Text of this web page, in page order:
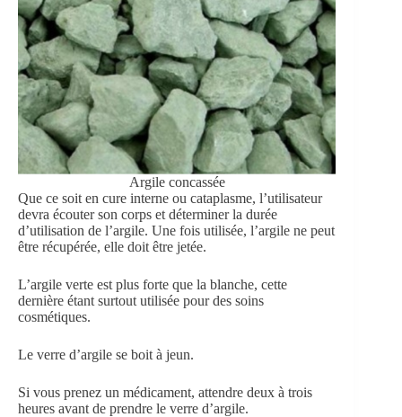
Argile concassée
Que ce soit en cure interne ou cataplasme, l’utilisateur
devra écouter son corps et déterminer la durée
d’utilisation de l’argile. Une fois utilisée, l’argile ne peut
être récupérée, elle doit être jetée.
L’argile verte est plus forte que la blanche, cette
dernière étant surtout utilisée pour des soins
cosmétiques.
Le verre d’argile se boit à jeun.
Si vous prenez un médicament, attendre deux à trois
heures avant de prendre le verre d’argile.